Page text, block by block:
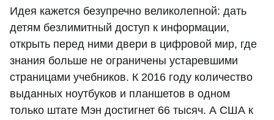
Идея кажется безупречно великолепной: дать
детям безлимитный доступ к информации,
открыть перед ними двери в цифровой мир, где
знания больше не ограничены устаревшими
страницами учебников. К 2016 году количество
выданных ноутбуков и планшетов в одном
только штате Мэн достигнет 66 тысяч. А США к